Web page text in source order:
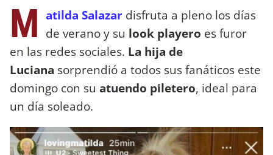
M atilda Salazar disfruta a pleno los días
de verano y su look playero es furor
en las redes sociales. La hija de
Luciana sorprendió a todos sus fanáticos este
domingo con su atuendo piletero, ideal para
un día soleado.